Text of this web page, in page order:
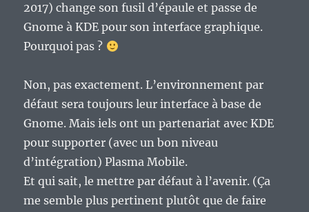
2017) change son fusil d’épaule et passe de
Gnome à KDE pour son interface graphique.
Pourquoi pas ?
Non, pas exactement. L’environnement par
défaut sera toujours leur interface à base de
Gnome. Mais iels ont un partenariat avec KDE
pour supporter (avec un bon niveau
d’intégration) Plasma Mobile.
Et qui sait, le mettre par défaut à l’avenir. (Ça
me semble plus pertinent plutôt que de faire